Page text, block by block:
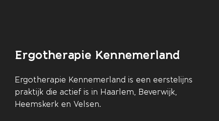
Ergotherapie Kennemerland
Ergotherapie Kennemerland is een eerstelijns
praktijk die actief is in Haarlem, Beverwijk,
Heemskerk en Velsen.